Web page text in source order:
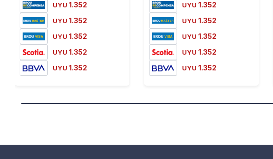
UYU 1.352
UYU 1.352
UYU 1.352
UYU 1.352
UYU 1.352
UYU 1.352
UYU 1.352
UYU 1.352
UYU 1.352
UYU 1.352